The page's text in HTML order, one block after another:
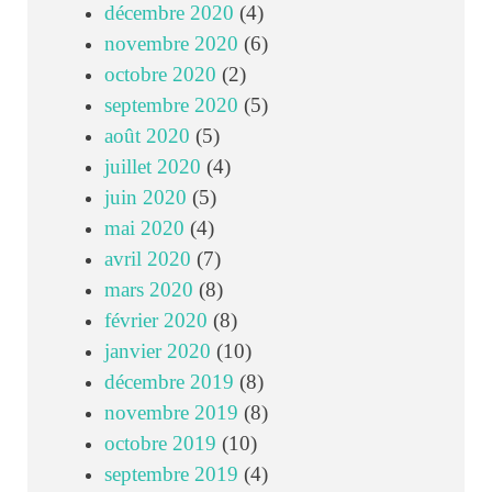
décembre 2020 (4)
novembre 2020 (6)
octobre 2020 (2)
septembre 2020 (5)
août 2020 (5)
juillet 2020 (4)
juin 2020 (5)
mai 2020 (4)
avril 2020 (7)
mars 2020 (8)
février 2020 (8)
janvier 2020 (10)
décembre 2019 (8)
novembre 2019 (8)
octobre 2019 (10)
septembre 2019 (4)